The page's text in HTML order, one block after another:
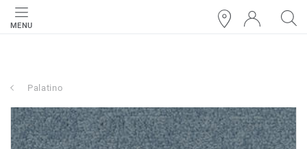
MENU
Palatino